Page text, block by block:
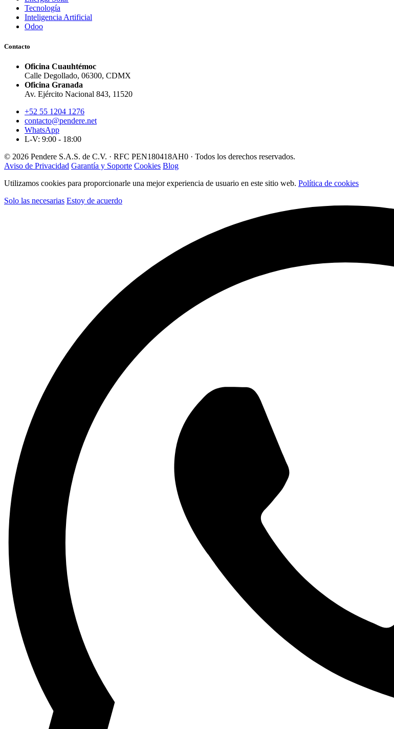
Tecnología
Inteligencia Artificial
Odoo
Contacto
Oficina Cuauhtémoc
Calle Degollado, 06300, CDMX
Oficina Granada
Av. Ejército Nacional 843, 11520
+52 55 1204 1276
contacto@pendere.net
WhatsApp
L-V: 9:00 - 18:00
© 2026 Pendere S.A.S. de C.V. · RFC PEN180418AH0 · Todos los derechos reservados.
Aviso de Privacidad Garantía y Soporte Cookies Blog
Utilizamos cookies para proporcionarle una mejor experiencia de usuario en este sitio web. Política de cookies
Solo las necesarias Estoy de acuerdo